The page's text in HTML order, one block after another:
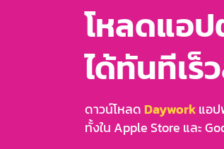
โหลดแอ
ได้ทันทีเร็
ดาวน์โหลด Dayworkแอป
ทั้งใน Apple Store และ